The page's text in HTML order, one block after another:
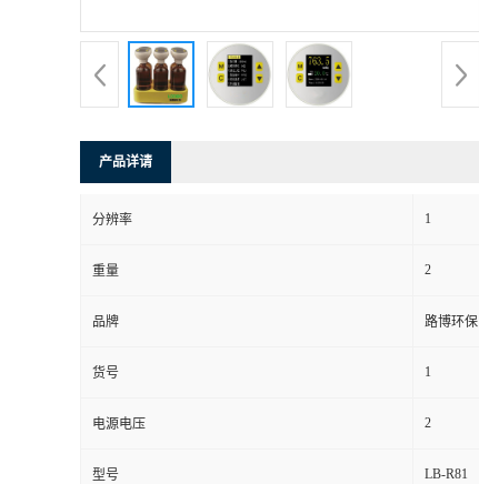
产品详请
分辨率 1
重量 2
品牌 路博环保
货号 1
电源电压 2
型号 LB-R81